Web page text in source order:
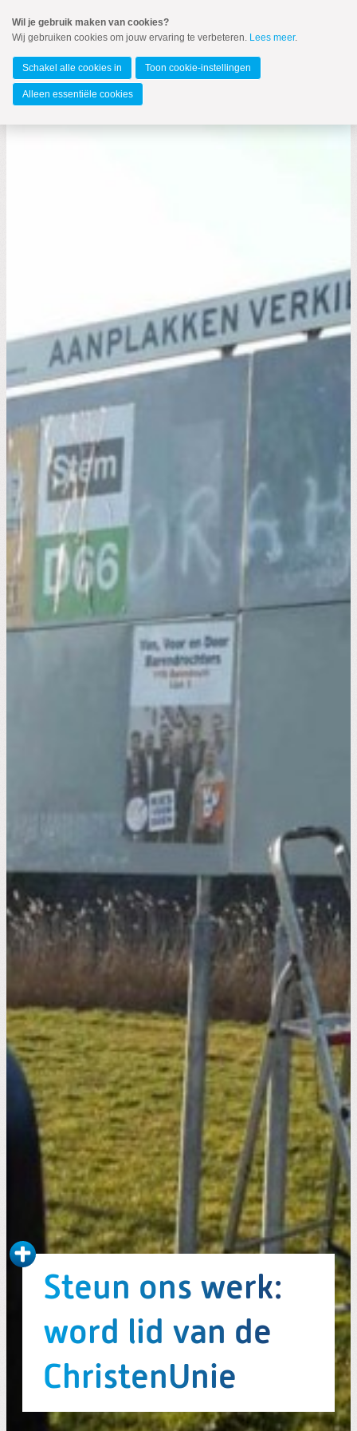
naar
Spring
de
inhoud
Spring
naar
Barendrecht
MENU
Steun ons werk:
word lid van de
ChristenUnie
Wil je gebruik maken van cookies?
Wij gebruiken cookies om jouw ervaring te verbeteren. Lees meer.
Schakel alle cookies in Toon cookie-instellingen
Alleen essentiële cookies